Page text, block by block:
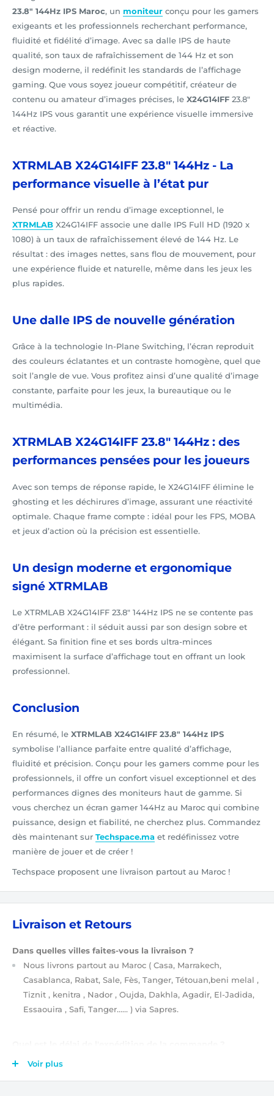
23.8" 144Hz IPS Maroc, un moniteur conçu pour les gamers
exigeants et les professionnels recherchant performance,
fluidité et fidélité d’image. Avec sa dalle IPS de haute
qualité, son taux de rafraîchissement de 144 Hz et son
design moderne, il redéfinit les standards de l’affichage
gaming. Que vous soyez joueur compétitif, créateur de
contenu ou amateur d’images précises, le X24G14IFF 23.8"
144Hz IPS vous garantit une expérience visuelle immersive
et réactive.
XTRMLAB X24G14IFF 23.8" 144Hz - La
performance visuelle à l’état pur
Pensé pour offrir un rendu d’image exceptionnel, le
XTRMLAB X24G14IFF associe une dalle IPS Full HD (1920 x
1080) à un taux de rafraîchissement élevé de 144 Hz. Le
résultat : des images nettes, sans flou de mouvement, pour
une expérience fluide et naturelle, même dans les jeux les
plus rapides.
Une dalle IPS de nouvelle génération
Grâce à la technologie In-Plane Switching, l’écran reproduit
des couleurs éclatantes et un contraste homogène, quel que
soit l’angle de vue. Vous profitez ainsi d’une qualité d’image
constante, parfaite pour les jeux, la bureautique ou le
multimédia.
XTRMLAB X24G14IFF 23.8" 144Hz : des
performances pensées pour les joueurs
Avec son temps de réponse rapide, le X24G14IFF élimine le
ghosting et les déchirures d’image, assurant une réactivité
optimale. Chaque frame compte : idéal pour les FPS, MOBA
et jeux d’action où la précision est essentielle.
Un design moderne et ergonomique
signé XTRMLAB
Le XTRMLAB X24G14IFF 23.8" 144Hz IPS ne se contente pas
d’être performant : il séduit aussi par son design sobre et
élégant. Sa finition fine et ses bords ultra-minces
maximisent la surface d’affichage tout en offrant un look
professionnel.
Conclusion
En résumé, le XTRMLAB X24G14IFF 23.8" 144Hz IPS
symbolise l’alliance parfaite entre qualité d’affichage,
fluidité et précision. Conçu pour les gamers comme pour les
professionnels, il offre un confort visuel exceptionnel et des
performances dignes des moniteurs haut de gamme. Si
vous cherchez un écran gamer 144Hz au Maroc qui combine
puissance, design et fiabilité, ne cherchez plus. Commandez
dès maintenant sur Techspace.ma et redéfinissez votre
manière de jouer et de créer !
Techspace proposent une livraison partout au Maroc !
Livraison et Retours
Dans quelles villes faites-vous la livraison ?
Nous livrons partout au Maroc ( Casa, Marrakech,
Casablanca, Rabat, Sale, Fès, Tanger, Tétouan,beni melal ,
Tiznit , kenitra , Nador , Oujda, Dakhla, Agadir, El-Jadida,
Essaouira , Safi, Tanger…… ) via Sapres.
Après validation de votre commande
Voir plus